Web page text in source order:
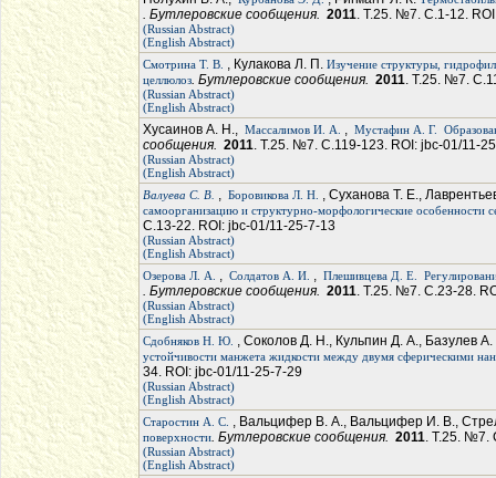
. Бутлеровские сообщения. 2011. Т.25. №7. С.1-12.
(Russian Abstract)
(English Abstract)
Смотрина Т. В. , Кулакова Л. П. Изучение структуры,
целлюлоз. Бутлеровские сообщения. 2011. Т.25. №7.
(Russian Abstract)
(English Abstract)
Хусаинов А. Н., Массалимов И. А. , Мустафин А. Г.
сообщения. 2011. Т.25. №7. С.119-123. ROI: jbc-01/11-
(Russian Abstract)
(English Abstract)
Валуева С. В. , Боровикова Л. Н. , Суханова Т. Е.,
самоорганизацию и структурно-морфологические особенности
С.13-22. ROI: jbc-01/11-25-7-13
(Russian Abstract)
(English Abstract)
Озерова Л. А.
, Солдатов А. И. , Плешивцева Д. Е.
. Бутлеровские сообщения. 2011. Т.25. №7. С.23-28.
(Russian Abstract)
(English Abstract)
Сдобняков Н. Ю. , Соколов Д. Н., Кульпин Д. А., Базулев
устойчивости манжета жидкости между двумя сферическими
34. ROI: jbc-01/11-25-7-29
(Russian Abstract)
(English Abstract)
Старостин А. С. , Вальцифер В. А., Вальцифер И. В.,
поверхности. Бутлеровские сообщения. 2011. Т.25. №7.
(Russian Abstract)
(English Abstract)